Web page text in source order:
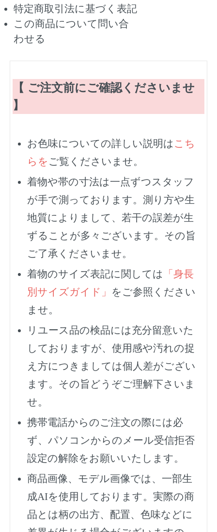
特定商取引法に基づく表記
この商品について問い合
わせる
【 ご注文前にご確認くださいませ
】
お色味についての詳しい説明は こち
らを ご覧くださいませ。
着物や帯の寸法は一点ずつスタッフ
が手で測っております。測り方や生
地質によりまして、若干の誤差が生
ずることが多々ございます。その旨
ご了承くださいませ。
着物のサイズ表記に関しては
「身長
別サイズガイド」 をご参照ください
ませ。
リユース品の検品には充分留意いた
しておりますが、使用感や汚れの捉
え方につきましては個人差がござい
ます。その旨どうぞご理解下さいま
せ。
携帯電話からのご注文の際には必
ず、 パソコンからのメール受信拒否
設定の解除をお願いいたします。
商品画像、モデル画像では、一部生
成AIを使用しております。実際の商
品とは柄の出方、配置、色味などに